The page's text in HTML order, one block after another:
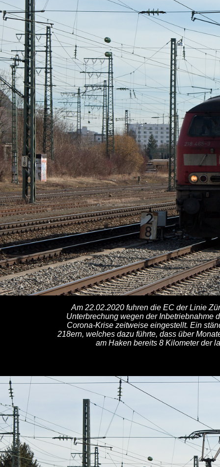
Am 22.02.2020 fuhren die EC der Linie
Unterbrechung wegen der Inbetriebnahme
Corona-Krise zeitweise eingestellt. Ein
218ern, welches dazu führte, dass über
am Haken bereits 8 Kilometer der